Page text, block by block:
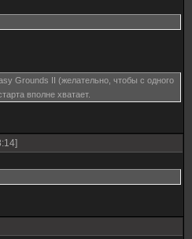
Grounds II (желательно, чтобы с одного
вполне хватает.